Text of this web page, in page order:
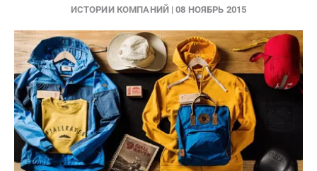
ИСТОРИИ КОМПАНИЙ | 08 НОЯБРЬ 2015